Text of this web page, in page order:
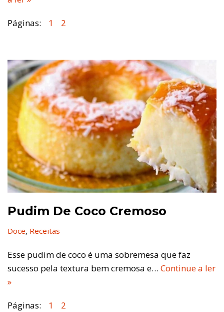
Páginas: 1 2
Pudim De Coco Cremoso
Doce, Receitas
Esse pudim de coco é uma sobremesa que faz
sucesso pela textura bem cremosa e… Continue a ler
»
Páginas: 1 2